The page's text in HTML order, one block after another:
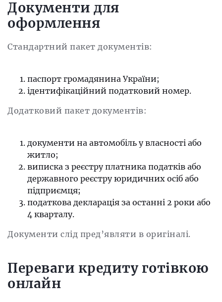
Документи для
оформлення
Стандартний пакет документів:
паспорт громадянина України;
ідентифікаційний податковий номер.
Додатковий пакет документів:
документи на автомобіль у власності або
житло;
виписка з реєстру платника податків або
державного реєстру юридичних осіб або
підприємця;
податкова декларація за останні 2 роки або
4 кварталу.
Документи слід пред’являти в оригіналі.
Переваги кредиту готівкою
онлайн